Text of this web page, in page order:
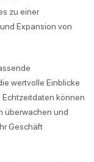
zu einer
Expansion von
wertvolle Einblicke
können
überwachen und
Geschäft